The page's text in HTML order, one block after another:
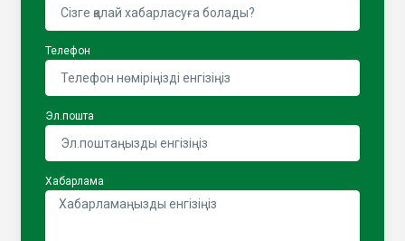
Телефон
Эл.пошта
Хабарлама